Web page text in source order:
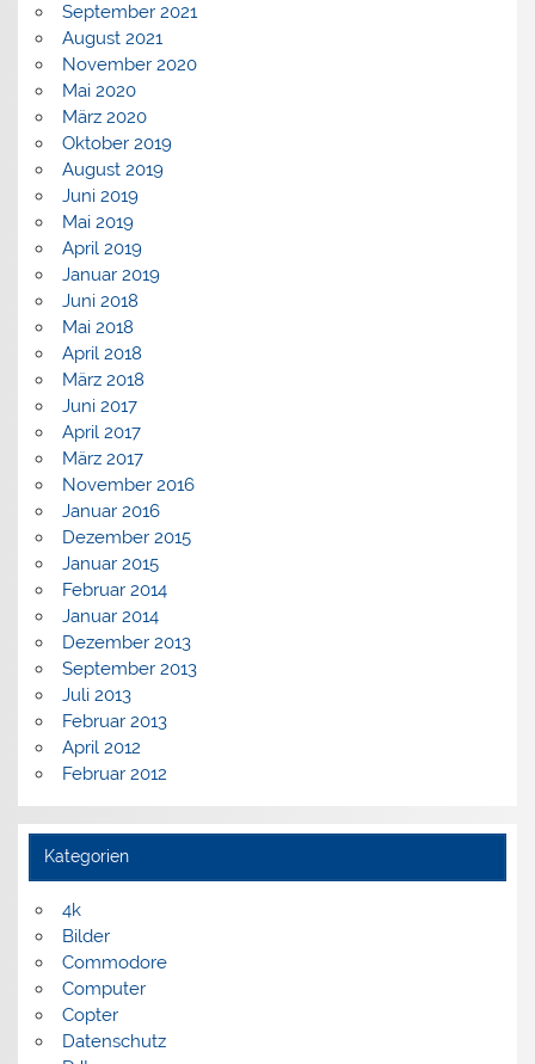
September 2021
August 2021
November 2020
Mai 2020
März 2020
Oktober 2019
August 2019
Juni 2019
Mai 2019
April 2019
Januar 2019
Juni 2018
Mai 2018
April 2018
März 2018
Juni 2017
April 2017
März 2017
November 2016
Januar 2016
Dezember 2015
Januar 2015
Februar 2014
Januar 2014
Dezember 2013
September 2013
Juli 2013
Februar 2013
April 2012
Februar 2012
Kategorien
4k
Bilder
Commodore
Computer
Copter
Datenschutz